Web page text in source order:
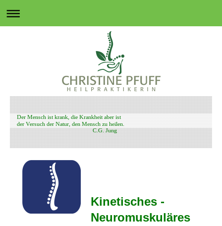
Der Mensch ist krank, die Krankheit aber ist
der Versuch der Natur, den Mensch zu heilen.
C.G. Jung
Kinetisches -
Neuromuskuläres